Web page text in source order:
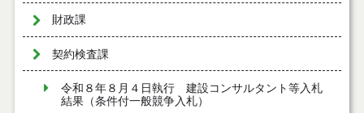
財政課
契約検査課
令和８年８月４日執行 建設コンサルタント等入札
結果（条件付一般競争入札）